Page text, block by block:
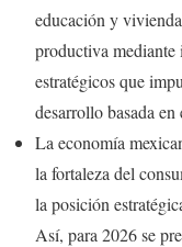
educación y
productiva mediante
estratégicos que
desarrollo basada
La economía
la fortaleza del
la posición
Así, para 2026 se